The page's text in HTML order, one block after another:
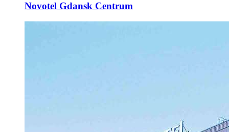
Novotel Gdansk Centrum